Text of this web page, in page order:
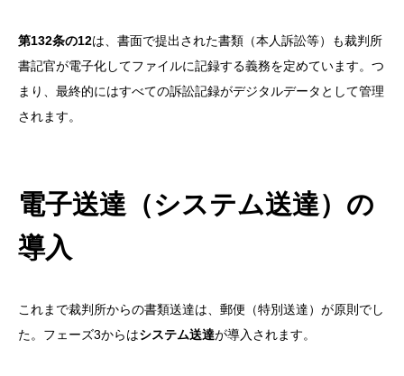
第132条の12は、書面で提出された書類（本人訴訟等）も裁判所
書記官が電子化してファイルに記録する義務を定めています。つ
まり、最終的にはすべての訴訟記録がデジタルデータとして管理
されます。
電子送達（システム送達）の
導入
これまで裁判所からの書類送達は、郵便（特別送達）が原則でし
た。フェーズ3からはシステム送達が導入されます。